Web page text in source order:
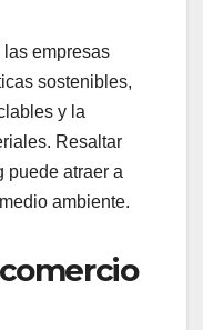
las empresas
sostenibles,
y la
Resaltar
puede atraer a
ambiente.